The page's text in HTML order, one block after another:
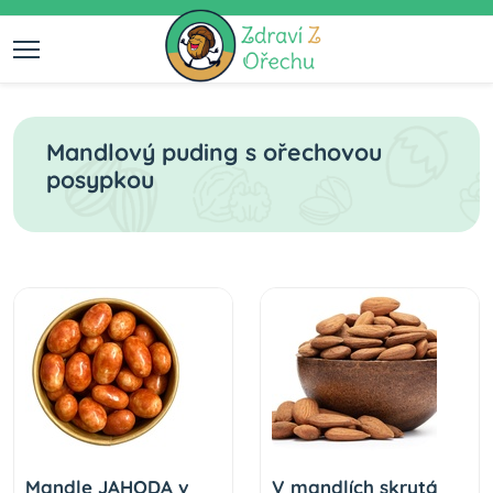
Mandlový puding s ořechovou
posypkou
Mandle JAHODA v V mandlích skrytá